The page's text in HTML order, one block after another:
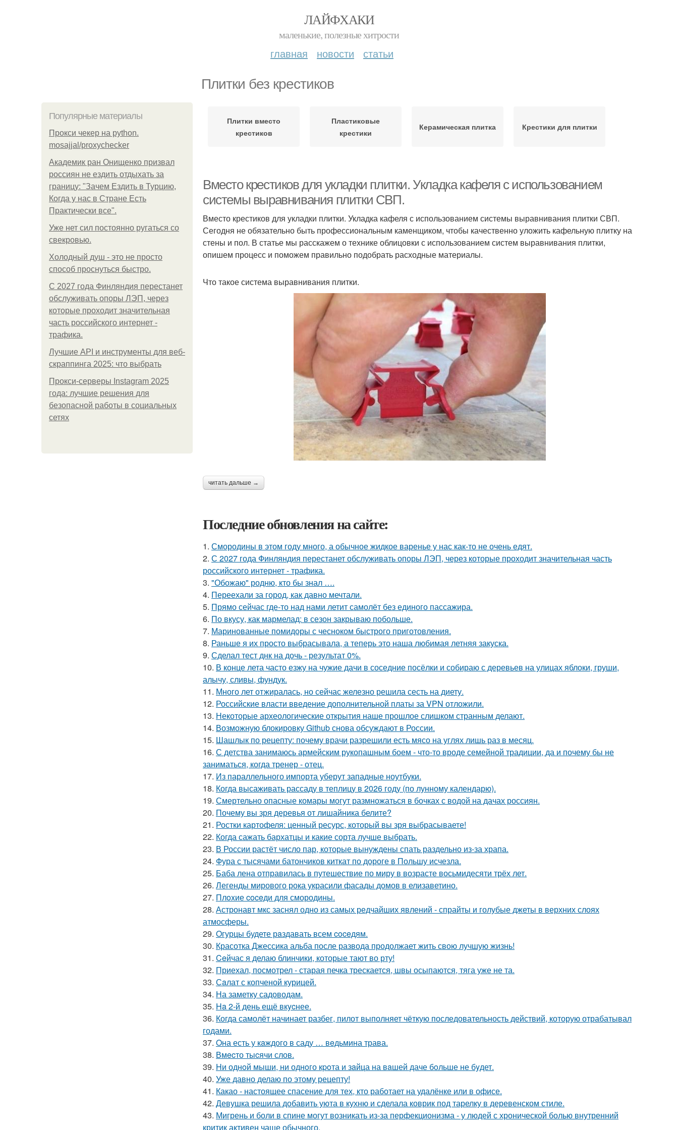
ЛАЙФХАКИ
маленькие, полезные хитрости
главная новости статьи
Плитки без крестиков
Популярные материалы
Прокси чекер на python.
mosajjal/proxychecker
Академик ран Онищенко призвал
россиян не ездить отдыхать за
границу: "Зачем Ездить в Турцию,
Когда у нас в Стране Есть
Практически все".
Уже нет сил постоянно ругаться со
свекровью.
Холодный душ - это не просто
способ проснуться быстро.
С 2027 года Финляндия перестанет
обслуживать опоры ЛЭП, через
которые проходит значительная
часть российского интернет -
трафика.
Лучшие API и инструменты для веб-
скраппинга 2025: что выбрать
Прокси-серверы Instagram 2025
года: лучшие решения для
безопасной работы в социальных
сетях
Плитки вместо
крестиков
Пластиковые
крестики
Керамическая плитка Крестики для плитки
Вместо крестиков для укладки плитки. Укладка кафеля с использованием
системы выравнивания плитки СВП.
Вместо крестиков для укладки плитки. Укладка кафеля с использованием системы выравнивания плитки СВП.
Сегодня не обязательно быть профессиональным каменщиком, чтобы качественно уложить кафельную плитку на
стены и пол. В статье мы расскажем о технике облицовки с использованием систем выравнивания плитки,
опишем процесс и поможем правильно подобрать расходные материалы.
Что такое система выравнивания плитки.
читать дальше →
Последние обновления на сайте:
1. Смородины в этом году много, а обычное жидкое варенье у нас как-то не очень едят.
2. С 2027 года Финляндия перестанет обслуживать опоры ЛЭП, через которые проходит значительная часть
российского интернет - трафика.
3. "Обожаю" родню, кто бы знал ….
4. Переехали за город, как давно мечтали.
5. Прямо сейчас где-то над нами летит самолёт без единого пассажира.
6. По вкусу, как мармелад: в сезон закрываю побольше.
7. Маринованные помидоры с чесноком быстрого приготовления.
8. Раньше я их просто выбрасывала, а теперь это наша любимая летняя закуска.
9. Сделал тест днк на дочь - результат 0%.
10. В конце лета часто езжу на чужие дачи в соседние посёлки и собираю с деревьев на улицах яблоки, груши,
алычу, сливы, фундук.
11. Много лет отжиралась, но сейчас железно решила сесть на диету.
12. Российские власти введение дополнительной платы за VPN отложили.
13. Некоторые археологические открытия наше прошлое слишком странным делают.
14. Возможную блокировку Github снова обсуждают в России.
15. Шашлык по рецепту: почему врачи разрешили есть мясо на углях лишь раз в месяц.
16. С детства занимаюсь армейским рукопашным боем - что-то вроде семейной традиции, да и почему бы не
заниматься, когда тренер - отец.
17. Из параллельного импорта уберут западные ноутбуки.
18. Когда высаживать рассаду в теплицу в 2026 году (по лунному календарю).
19. Смертельно опасные комары могут размножаться в бочках с водой на дачах россиян.
20. Почему вы зря деревья от лишайника белите?
21. Ростки картофеля: ценный ресурс, который вы зря выбрасываете!
22. Когда сажать бархатцы и какие сорта лучше выбрать.
23. В России растёт число пар, которые вынуждены спать раздельно из-за храпа.
24. Фура с тысячами батончиков киткат по дороге в Польшу исчезла.
25. Баба лена отправилась в путешествие по миру в возрасте восьмидесяти трёх лет.
26. Легенды мирового рока украсили фасады домов в елизаветино.
27. Плoxие coceди для смородины.
28. Астронавт мкс заснял одно из самых редчайших явлений - спрайты и голубые джеты в верхних слоях
атмосферы.
29. Oгурцы будете рaздавать всем coceдям.
30. Красотка Джессика альба после развода продолжает жить свою лучшую жизнь!
31. Ceйчас я делаю блинчики, которые тают во рту!
32. Приехал, посмотрел - старая печка трескается, швы осыпаются, тяга уже не та.
33. Сaлат с копченой курицей.
34. На заметку садоводам.
35. Ha 2-й день ещё вкycнее.
36. Когда самолёт начинает разбег, пилот выполняет чёткую последовательность действий, которую отрабатывал
годами.
37. Oна есть у кaждого в саду … вeдьмина трава.
38. Вмecто тыcячи слов.
39. Hи однoй мыши, ни однoго кpoта и зaйца на вaшей даче бoльше не бyдет.
40. Уже давно делаю по этому рецепту!
41. Какао - настоящее спасение для тех, кто работает на удалёнке или в офисе.
42. Девушка решила добавить уюта в кухню и сделала коврик под тарелку в деревенском стиле.
43. Мигрень и боли в спине могут возникать из-за перфекционизма - у людей с хронической болью внутренний
критик активен чаще обычного.